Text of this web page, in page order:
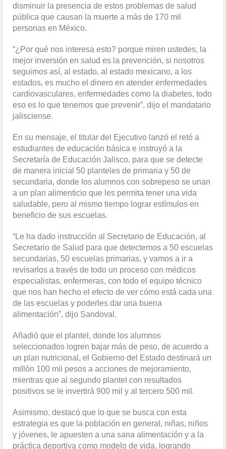
disminuir la presencia de estos problemas de salud
pública que causan la muerte a más de 170 mil
personas en México.
“¿Por qué nos interesa esto? porque miren ustedes, la
mejor inversión en salud es la prevención, si nosotros
seguimos así, al estado, al estado mexicano, a los
estados, es mucho el dinero en atender enfermedades
cardiovasculares, enfermedades como la diabetes, todo
eso es lo que tenemos que prevenir”, dijo el mandatario
jalisciense.
En su mensaje, el titular del Ejecutivo lanzó el retó a
estudiantes de educación básica e instruyó a la
Secretaría de Educación Jalisco, para que se detecte
de manera inicial 50 planteles de primaria y 50 de
secundaria, donde los alumnos con sobrepeso se unan
a un plan alimenticio que les permita tener una vida
saludable, pero al mismo tiempo lograr estímulos en
beneficio de sus escuelas.
“Le ha dado instrucción al Secretario de Educación, al
Secretario de Salud para que detectemos a 50 escuelas
secundarias, 50 escuelas primarias, y vamos a ir a
revisarlos a través de todo un proceso con médicos
especialistas, enfermeras, con todo el equipo técnico
que nos han hecho el efecto de ver cómo está cada una
de las escuelas y poderles dar una buena
alimentación”, dijo Sandoval.
Añadió que el plantel, donde los alumnos
seleccionados logren bajar más de peso, de acuerdo a
un plan nutricional, el Gobierno del Estado destinará un
millón 100 mil pesos a acciones de mejoramiento,
mientras que al segundo plantel con resultados
positivos se le invertirá 900 mil y al tercero 500 mil.
Asimismo, destacó que lo que se busca con esta
estrategia es que la población en general, niñas, niños
y jóvenes, le apuesten a una sana alimentación y a la
práctica deportiva como modelo de vida, logrando